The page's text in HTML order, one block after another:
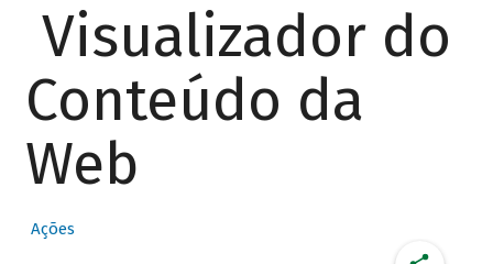
Visualizador do
Conteúdo da
Web
Ações